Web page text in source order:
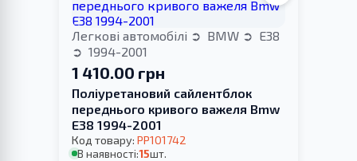
Легкові автомобілі BMW
E38
1994-2001
1 410.00 грн
Поліуретановий сайлентблок
переднього кривого важеля Bmw
E38 1994-2001
Код товару: PP101742
В наявності:15шт.